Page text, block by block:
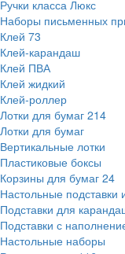
Ручки класса Люкс
Наборы письменных
Клей 73
Клей-карандаш
Клей ПВА
Клей жидкий
Клей-роллер
Лотки для бумаг 214
Лотки для бумаг
Вертикальные лотки
Пластиковые боксы
Корзины для бумаг 24
Настольные подставки
Подставки для
Подставки с
Настольные наборы